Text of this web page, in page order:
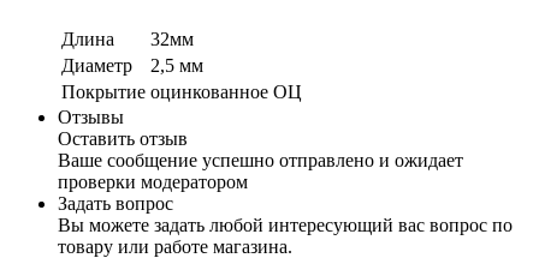
Длина
32мм
Диаметр
2,5 мм
Покрытие оцинкованное ОЦ
Отзывы
Оставить отзыв
Ваше сообщение успешно отправлено и ожидает
проверки модератором
Задать вопрос
Вы можете задать любой интересующий вас вопрос по
товару или работе магазина.